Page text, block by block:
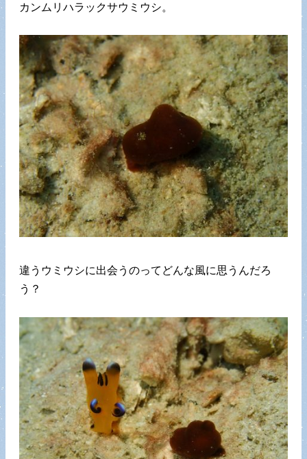
カンムリハラックサウミウシ。
違うウミウシに出会うのってどんな風に思うんだろ
う？